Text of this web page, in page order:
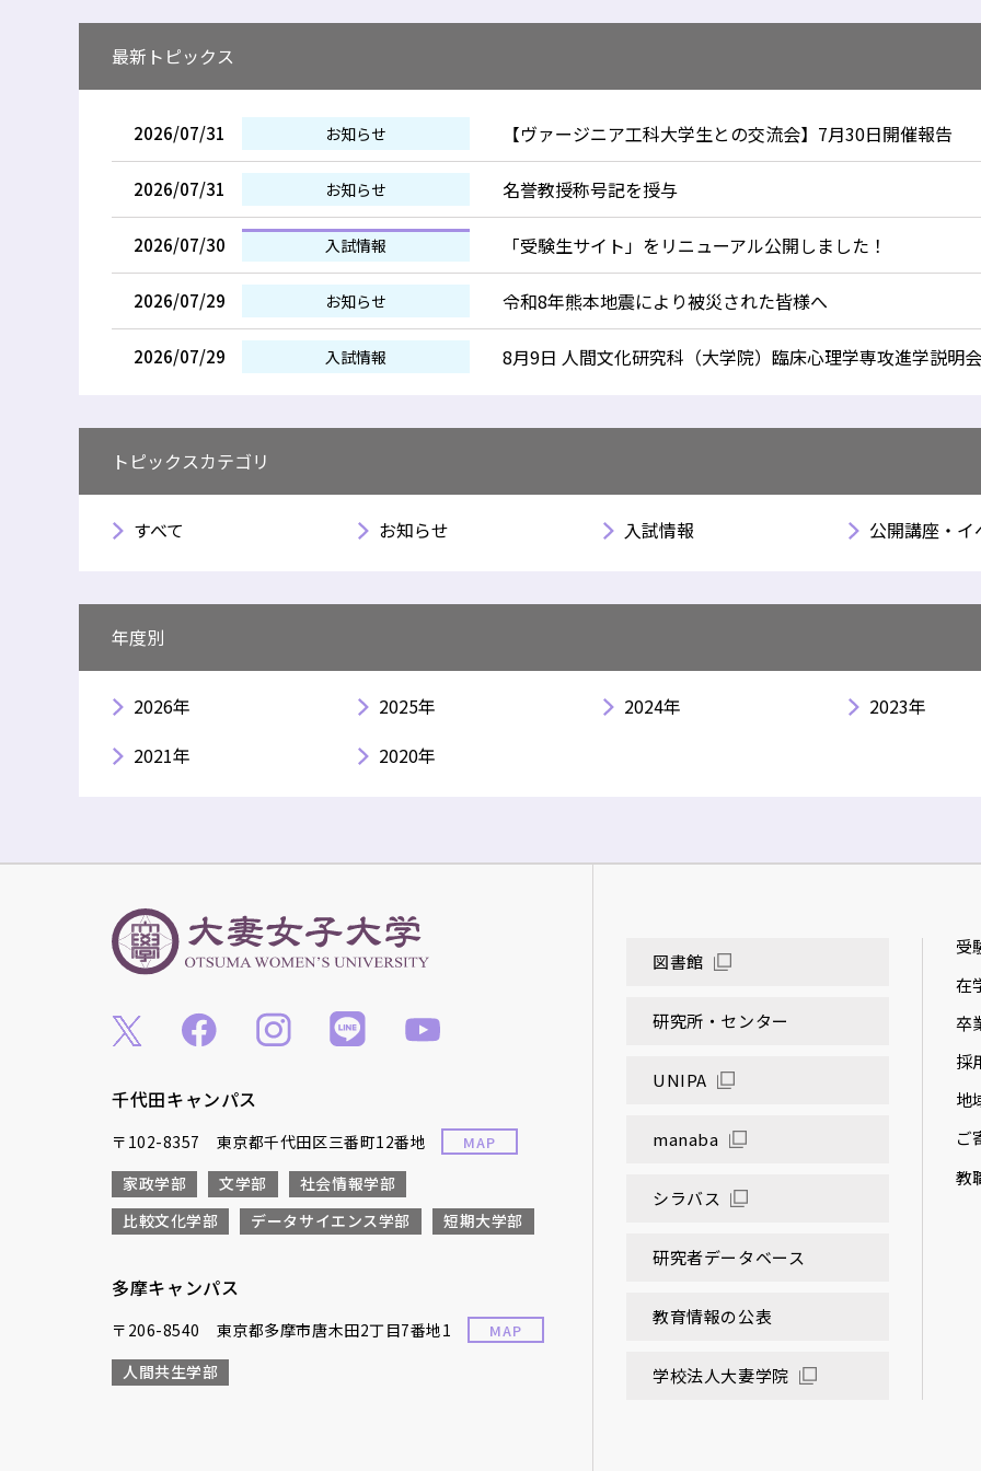
最新トピックス
2026/07/31 お知らせ 【ヴァージニア工科大学生との交流会】7月30日開催報告
2026/07/31 お知らせ 名誉教授称号記を授与
2026/07/30 入試情報 「受験生サイト」をリニューアル公開しました！
2026/07/29 お知らせ 令和8年熊本地震により被災された皆様へ
2026/07/29 入試情報 8月9日 人間文化研究科（大学院）臨床心理学専攻進学説明会
トピックスカテゴリ
すべて お知らせ 入試情報 公開講座・イ
年度別
2026年 2025年 2024年
2023年
2021年
2020年
千代田キャンパス
〒102-8357 東京都千代田区三番町12番地 MAP
家政学部 文学部
社会情報学部
比較文化学部
データサイエンス学部 短期大学部
多摩キャンパス
〒206-8540 東京都多摩市唐木田2丁目7番地1 MAP
人間共生学部
図書館
研究所・センター
UNIPA
manaba
シラバス
研究者データベース
教育情報の公表
学校法人大妻学院
受
在
卒
採
地
ご
教